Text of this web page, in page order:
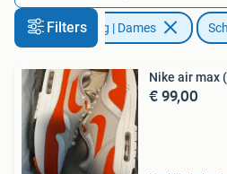
FiltersKleding | Dames
Nike air max
€ 99,00